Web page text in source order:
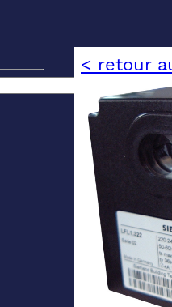
< retour